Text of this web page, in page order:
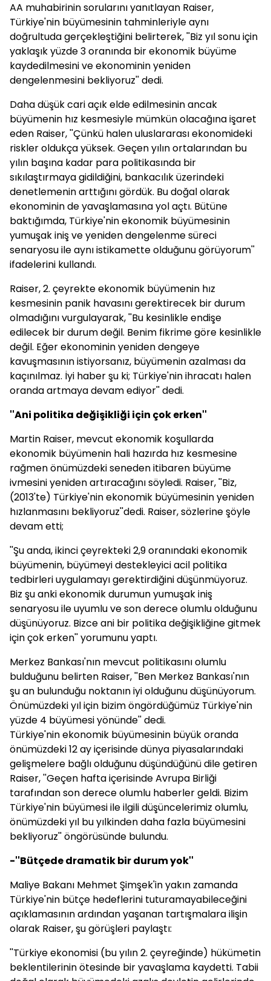
AA muhabirinin sorularını yanıtlayan Raiser,
Türkiye'nin büyümesinin tahminleriyle aynı
doğrultuda gerçekleştiğini belirterek, ''Biz yıl sonu için
yaklaşık yüzde 3 oranında bir ekonomik büyüme
kaydedilmesini ve ekonominin yeniden
dengelenmesini bekliyoruz'' dedi.
Daha düşük cari açık elde edilmesinin ancak
büyümenin hız kesmesiyle mümkün olacağına işaret
eden Raiser, ''Çünkü halen uluslararası ekonomideki
riskler oldukça yüksek. Geçen yılın ortalarından bu
yılın başına kadar para politikasında bir
sıkılaştırmaya gidildiğini, bankacılık üzerindeki
denetlemenin arttığını gördük. Bu doğal olarak
ekonominin de yavaşlamasına yol açtı. Bütüne
baktığımda, Türkiye'nin ekonomik büyümesinin
yumuşak iniş ve yeniden dengelenme süreci
senaryosu ile aynı istikamette olduğunu görüyorum''
ifadelerini kullandı.
Raiser, 2. çeyrekte ekonomik büyümenin hız
kesmesinin panik havasını gerektirecek bir durum
olmadığını vurgulayarak, ''Bu kesinlikle endişe
edilecek bir durum değil. Benim fikrime göre kesinlikle
değil. Eğer ekonominin yeniden dengeye
kavuşmasının istiyorsanız, büyümenin azalması da
kaçınılmaz. İyi haber şu ki; Türkiye'nin ihracatı halen
oranda artmaya devam ediyor'' dedi.
''Ani politika değişikliği için çok erken''
Martin Raiser, mevcut ekonomik koşullarda
ekonomik büyümenin hali hazırda hız kesmesine
rağmen önümüzdeki seneden itibaren büyüme
ivmesini yeniden artıracağını söyledi. Raiser, ''Biz,
(2013'te) Türkiye'nin ekonomik büyümesinin yeniden
hızlanmasını bekliyoruz''dedi. Raiser, sözlerine şöyle
devam etti;
''Şu anda, ikinci çeyrekteki 2,9 oranındaki ekonomik
büyümenin, büyümeyi destekleyici acil politika
tedbirleri uygulamayı gerektirdiğini düşünmüyoruz.
Biz şu anki ekonomik durumun yumuşak iniş
senaryosu ile uyumlu ve son derece olumlu olduğunu
düşünüyoruz. Bizce ani bir politika değişikliğine gitmek
için çok erken'' yorumunu yaptı.
Merkez Bankası'nın mevcut politikasını olumlu
bulduğunu belirten Raiser, ''Ben Merkez Bankası'nın
şu an bulunduğu noktanın iyi olduğunu düşünüyorum.
Önümüzdeki yıl için bizim öngördüğümüz Türkiye'nin
yüzde 4 büyümesi yönünde'' dedi.
Türkiye'nin ekonomik büyümesinin büyük oranda
önümüzdeki 12 ay içerisinde dünya piyasalarındaki
gelişmelere bağlı olduğunu düşündüğünü dile getiren
Raiser, ''Geçen hafta içerisinde Avrupa Birliği
tarafından son derece olumlu haberler geldi. Bizim
Türkiye'nin büyümesi ile ilgili düşüncelerimiz olumlu,
önümüzdeki yıl bu yılkinden daha fazla büyümesini
bekliyoruz'' öngörüsünde bulundu.
-''Bütçede dramatik bir durum yok''
Maliye Bakanı Mehmet Şimşek'in yakın zamanda
Türkiye'nin bütçe hedeflerini tuturamayabileceğini
açıklamasının ardından yaşanan tartışmalara ilişin
olarak Raiser, şu görüşleri paylaştı:
''Türkiye ekonomisi (bu yılın 2. çeyreğinde) hükümetin
beklentilerinin ötesinde bir yavaşlama kaydetti. Tabii